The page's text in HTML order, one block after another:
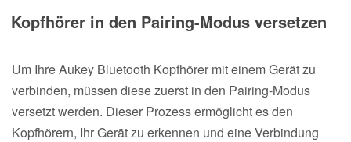
Kopfhörer in den Pairing-Modus versetzen
Um Ihre Aukey Bluetooth Kopfhörer mit einem Gerät zu
verbinden, müssen diese zuerst in den Pairing-Modus
versetzt werden. Dieser Prozess ermöglicht es den
Kopfhörern, Ihr Gerät zu erkennen und eine Verbindung